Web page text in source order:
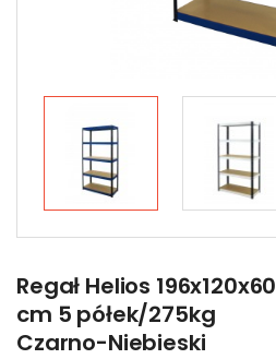
Regał Helios 196x120x60
cm 5 półek/275kg
Czarno-Niebieski